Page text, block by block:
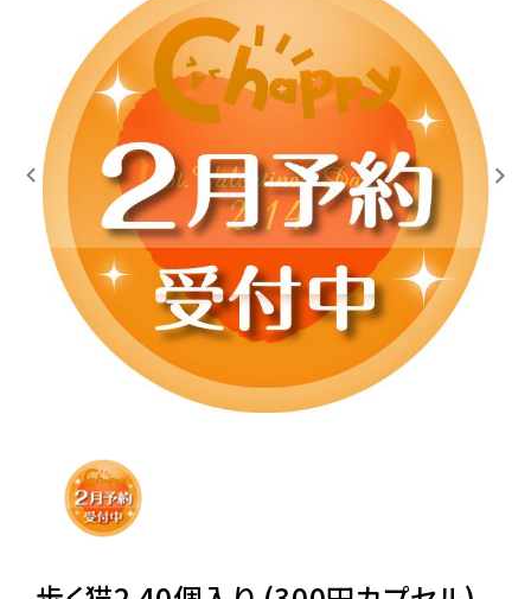
入荷スケジュールをチェック
カプセルトイマシン本体
カプセルトイ
販促用空カプセル
レンタル
景品・玩具・文具
販促用カプセルトイ
ご利用ガイド